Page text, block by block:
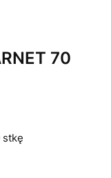
70
stkę